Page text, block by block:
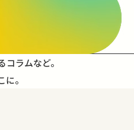
ラムなど。
。